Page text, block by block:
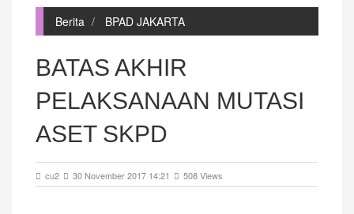
Berita BPAD JAKARTA
BATAS AKHIR
PELAKSANAAN MUTASI
ASET SKPD
cu2 30 November 2017 14:21 508 Views